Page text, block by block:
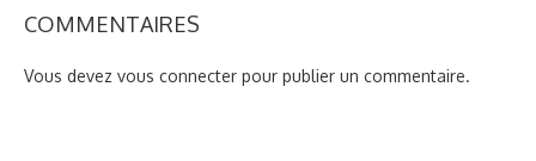
COMMENTAIRES
Vous devez vous connecter pour publier un commentaire.